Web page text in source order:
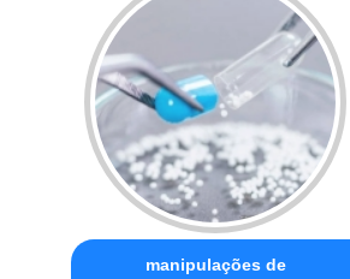
manipulações de